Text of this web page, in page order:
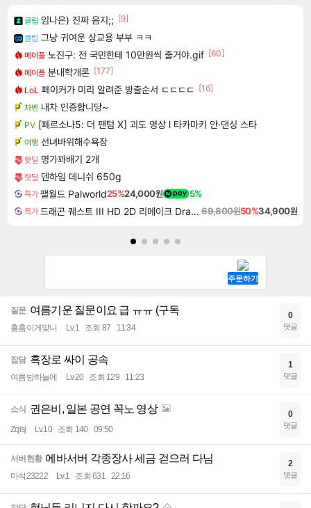
클립 임나은) 진짜 음지;; [9]
클립 그냥 귀여운 상교용 부부 ㅋㅋ
메이플 노진구: 전 국민한테 10만원씩 줄거야.gif [60]
메이플 분내학개론 [177]
LoL 페이커가 미리 알려준 방출순서 ㄷㄷㄷㄷ
[16]
차벤 내차 인증합니당~
PV [페르소나5: 더 팬텀 X] 괴도 영상 l 타카마키 안·댄싱 스타
여행 선녀바위해수욕장
핫딜 명가꽈배기 2개
핫딜 덴하임 데니쉬 650g
특가 팰월드 Palworld25%24,000원 5%
특가 드래곤 퀘스트 III HD 2D 리메이크 Dragon Quest III HD 2D Remake 69,800원50%34,900원
질문 여름기운 질문이요 급 ㅠㅠ (구독
흠흠이게맞니 Lv.1 조회 87 11:34
0
댓글
잡담 흑장로 싸이 공속
여름밤하늘에 Lv.20 조회 129 11:23
1
댓글
소식 권은비, 일본 공연 꼭노 영상
Zqisj Lv.10 조회 140 09:50
0
댓글
서버현황 에바서버 각종장사 세금 걷으러 다님
마석23222 Lv.1 조회 631 22:16
2
댓글